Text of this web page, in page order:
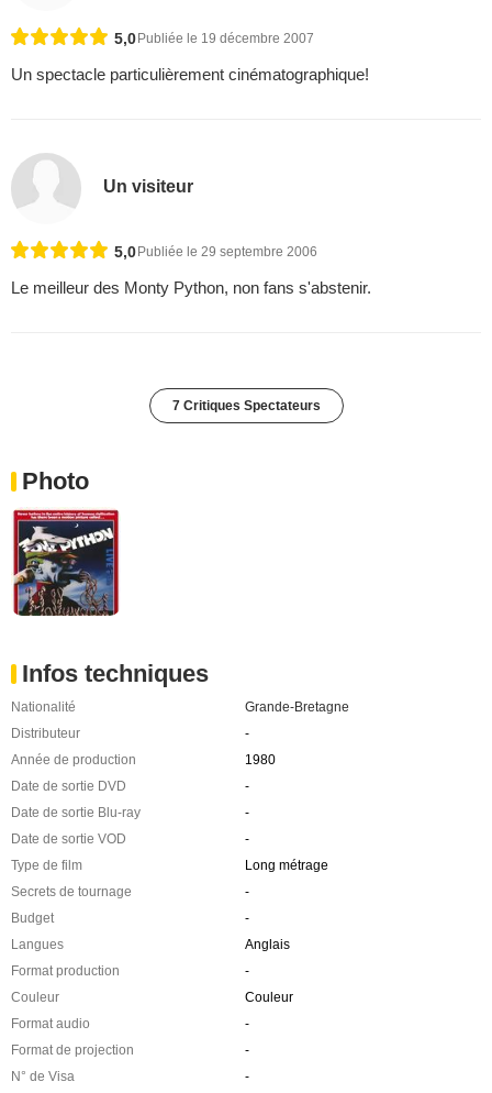
5,0 Publiée le 19 décembre 2007
Un spectacle particulièrement cinématographique!
Un visiteur
5,0Publiée le 29 septembre 2006
Le meilleur des Monty Python, non fans s'abstenir.
7 Critiques Spectateurs
Photo
Infos techniques
Nationalité
Grande-Bretagne
Distributeur
-
Année de production
1980
Date de sortie DVD
-
Date de sortie Blu-ray
-
Date de sortie VOD
-
Type de film
Long métrage
Secrets de tournage
-
Budget
-
Langues
Anglais
Format production
-
Couleur
Couleur
Format audio
-
Format de projection
-
N° de Visa
-